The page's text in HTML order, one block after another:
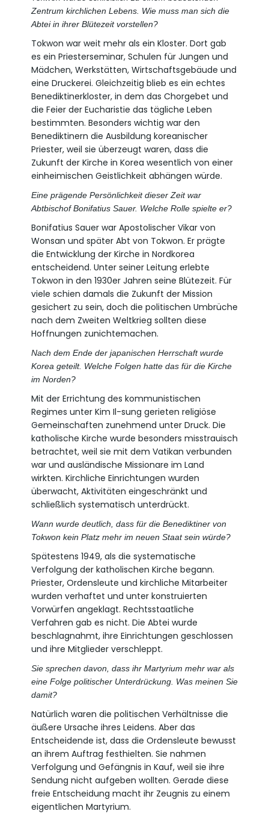
Zentrum kirchlichen Lebens. Wie muss man sich die
Abtei in ihrer Blütezeit vorstellen?
Tokwon war weit mehr als ein Kloster. Dort gab
es ein Priesterseminar, Schulen für Jungen und
Mädchen, Werkstätten, Wirtschaftsgebäude und
eine Druckerei. Gleichzeitig blieb es ein echtes
Benediktinerkloster, in dem das Chorgebet und
die Feier der Eucharistie das tägliche Leben
bestimmten. Besonders wichtig war den
Benediktinern die Ausbildung koreanischer
Priester, weil sie überzeugt waren, dass die
Zukunft der Kirche in Korea wesentlich von einer
einheimischen Geistlichkeit abhängen würde.
Eine prägende Persönlichkeit dieser Zeit war
Abtbischof Bonifatius Sauer. Welche Rolle spielte er?
Bonifatius Sauer war Apostolischer Vikar von
Wonsan und später Abt von Tokwon. Er prägte
die Entwicklung der Kirche in Nordkorea
entscheidend. Unter seiner Leitung erlebte
Tokwon in den 1930er Jahren seine Blütezeit. Für
viele schien damals die Zukunft der Mission
gesichert zu sein, doch die politischen Umbrüche
nach dem Zweiten Weltkrieg sollten diese
Hoffnungen zunichtemachen.
Nach dem Ende der japanischen Herrschaft wurde
Korea geteilt. Welche Folgen hatte das für die Kirche
im Norden?
Mit der Errichtung des kommunistischen
Regimes unter Kim Il-sung gerieten religiöse
Gemeinschaften zunehmend unter Druck. Die
katholische Kirche wurde besonders misstrauisch
betrachtet, weil sie mit dem Vatikan verbunden
war und ausländische Missionare im Land
wirkten. Kirchliche Einrichtungen wurden
überwacht, Aktivitäten eingeschränkt und
schließlich systematisch unterdrückt.
Wann wurde deutlich, dass für die Benediktiner von
Tokwon kein Platz mehr im neuen Staat sein würde?
Spätestens 1949, als die systematische
Verfolgung der katholischen Kirche begann.
Priester, Ordensleute und kirchliche Mitarbeiter
wurden verhaftet und unter konstruierten
Vorwürfen angeklagt. Rechtsstaatliche
Verfahren gab es nicht. Die Abtei wurde
beschlagnahmt, ihre Einrichtungen geschlossen
und ihre Mitglieder verschleppt.
Sie sprechen davon, dass ihr Martyrium mehr war als
eine Folge politischer Unterdrückung. Was meinen Sie
damit?
Natürlich waren die politischen Verhältnisse die
äußere Ursache ihres Leidens. Aber das
Entscheidende ist, dass die Ordensleute bewusst
an ihrem Auftrag festhielten. Sie nahmen
Verfolgung und Gefängnis in Kauf, weil sie ihre
Sendung nicht aufgeben wollten. Gerade diese
freie Entscheidung macht ihr Zeugnis zu einem
eigentlichen Martyrium.